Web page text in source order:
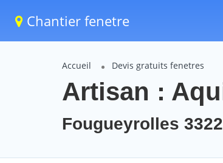
Chantier fenetre
Accueil Devis gratuits fenetres
Artisan :
Fougueyrolles